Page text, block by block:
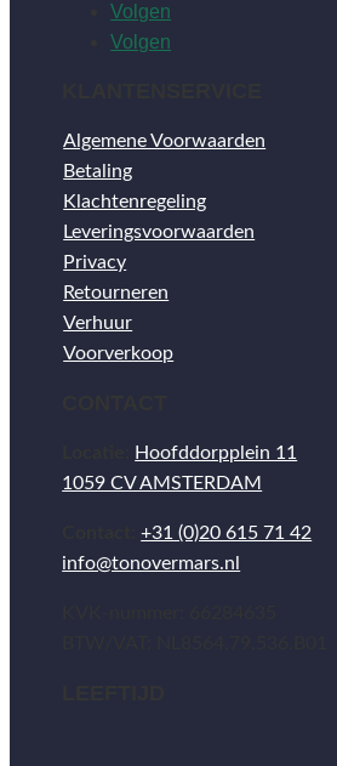
Volgen
Volgen
Algemene Voorwaarden
Betaling
Klachtenregeling
Leveringsvoorwaarden
Privacy
Retourneren
Verhuur
Voorverkoop
Hoofddorpplein 11
1059 CV AMSTERDAM
+31 (0)20 615 71 42
info@tonovermars.nl